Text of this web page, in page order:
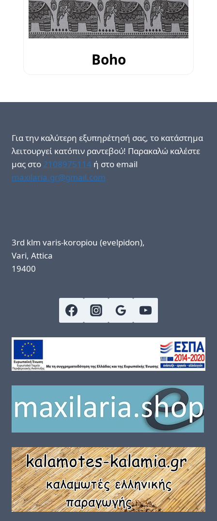
Boho
Για την καλύτερη εξυπηρέτησή σας, το κατάστημα
λειτουργεί κατόπιν ραντεβού! Παρακαλώ καλέστε
μας στο 2108975114 ή στο email
maxilaria.gr@gmail.com
3rd klm varis-koropiou (evelpidon),
Vari, Attica
19400